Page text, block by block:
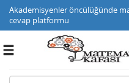
Akademisyenler öncülüğünde
cevap platformu
Toggle